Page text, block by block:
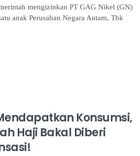
mengizinkan PT GAG Nikel (GN)
anak Perusahan Negara Antam, Tbk
Konsumsi,
Haji Bakal Diberi